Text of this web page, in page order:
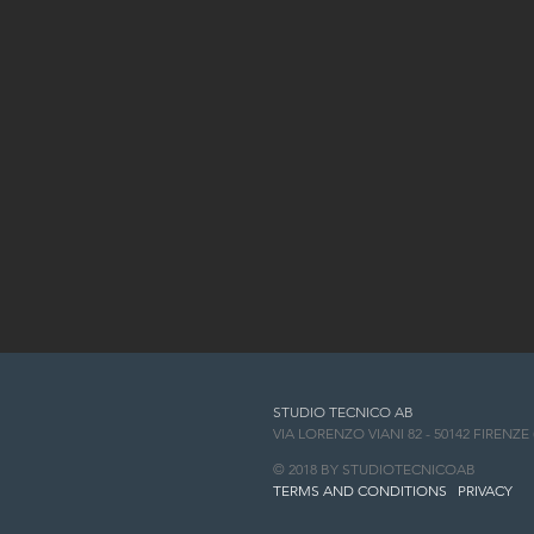
STUDIO TECNICO AB
VIA LORENZO VIANI 82 - 50142 FIRENZE
© 2018 BY STUDIOTECNICOAB
TERMS AND CONDITIONS
PRIVACY